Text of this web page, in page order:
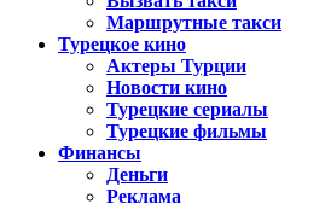
Маршрутные такси
Турецкое кино
Актеры Турции
Новости кино
Турецкие сериалы
Турецкие фильмы
Финансы
Деньги
Реклама